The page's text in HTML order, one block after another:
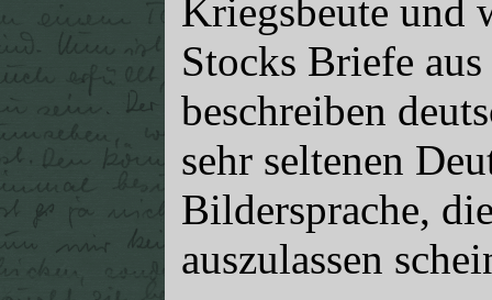
Kriegsbeute und
Stocks Briefe
beschreiben
sehr seltenen
Bildersprache,
auszulassen